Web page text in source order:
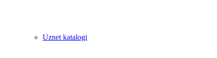
Uznet katalogi